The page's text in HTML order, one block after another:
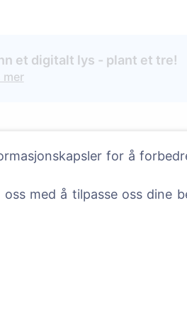
et digitalt lys - plant et tre!
mer
Søk
Søk etter gravplasser
for å
med å tilpasse oss dine